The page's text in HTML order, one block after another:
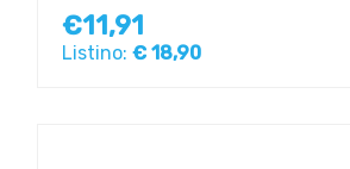
€11,91
Listino: € 18,90